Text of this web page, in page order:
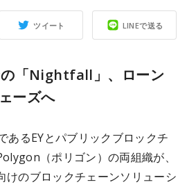
ツイート LINEで送る
の「Nightfall」、ローン
ーズへ
あるEYとパブリックブロックチ
（ポリゴン）の両組織が、
けのブロックチェーンソリューシ